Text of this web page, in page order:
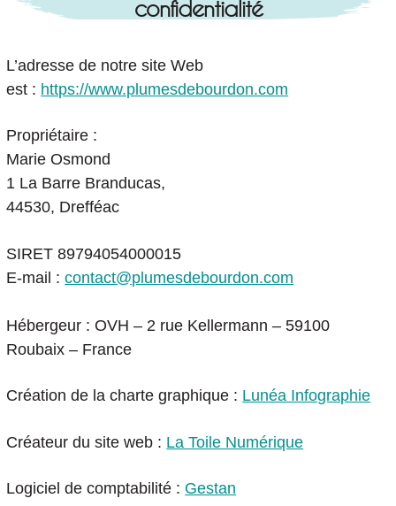
Nos chouettes objets
Nos engagements pour la planète
Nous contacter
confidentialité
L’adresse de notre site Web
est : https://www.plumesdebourdon.com
Propriétaire :
Marie Osmond
1 La Barre Branducas,
44530, Drefféac
SIRET 89794054000015
E-mail :contact@plumesdebourdon.com
Hébergeur : OVH – 2 rue Kellermann – 59100
Roubaix – France
Création de la charte graphique : Lunéa Infographie
Créateur du site web : La Toile Numérique
Logiciel de comptabilité : Gestan